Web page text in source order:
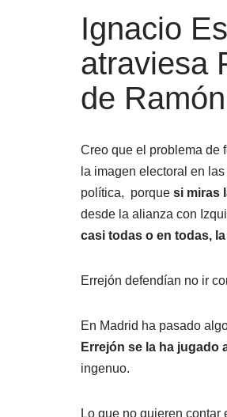
Ignacio
atraviesa
de
Creo que el problema de
la imagen electoral en
política, porque si miras
desde la alianza con
casi todas o en todas,
Errejón defendían no ir
En Madrid ha pasado
Errejón se la ha jugado
ingenuo.
Lo que no quieren